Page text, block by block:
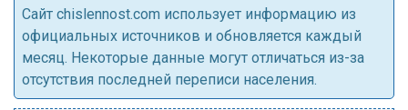
Cайт chislennost.com использует информацию из
официальных источников и обновляется каждый
месяц. Некоторые данные могут отличаться из-за
отсутствия последней переписи населения.